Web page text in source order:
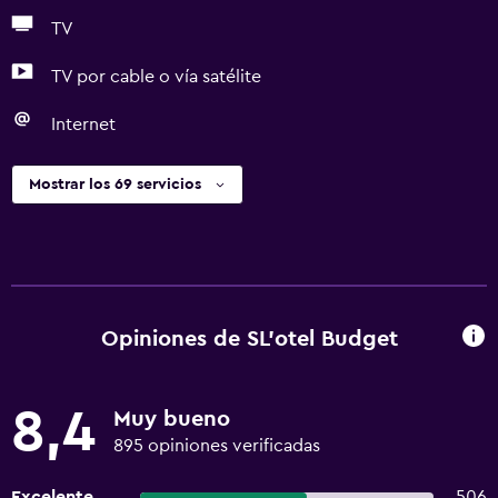
TV
TV por cable o vía satélite
Internet
Mostrar los 69 servicios
Opiniones de SL'otel Budget
8,4 Muy bueno
895 opiniones verificadas